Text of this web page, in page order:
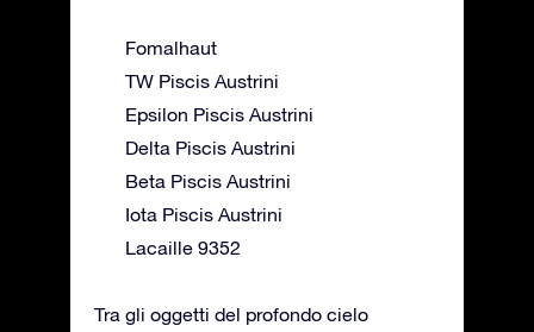
Fomalhaut
TW Piscis Austrini
Epsilon Piscis Austrini
Delta Piscis Austrini
Beta Piscis Austrini
Iota Piscis Austrini
Lacaille 9352
Tra gli oggetti del profondo cielo